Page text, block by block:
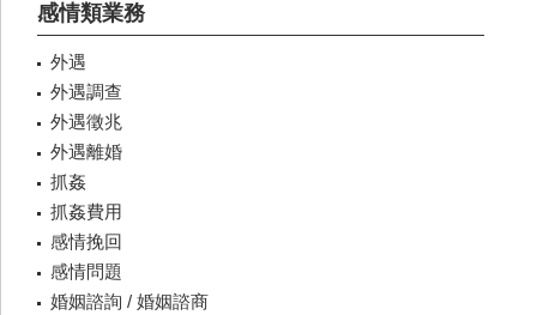
感情類業務
外遇
外遇調查
外遇徵兆
外遇離婚
抓姦
抓姦費用
感情挽回
感情問題
婚姻諮詢 / 婚姻諮商